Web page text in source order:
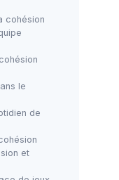
cohésion
le
de
et